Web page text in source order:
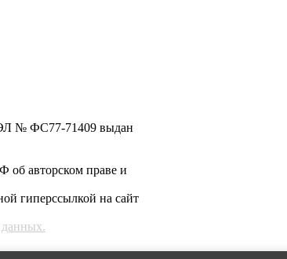
ЭЛ № ФС77-71409 выдан
об авторском праве и
гиперссылкой на сайт
данных.